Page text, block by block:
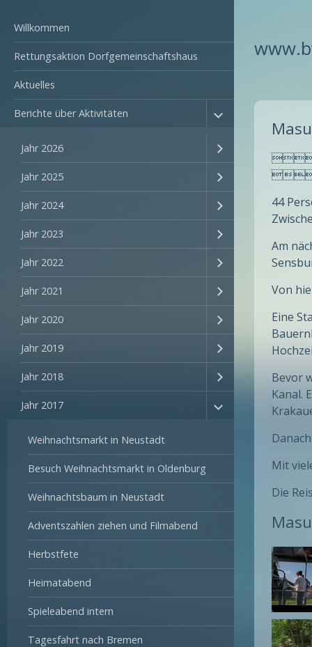
Willkommen
Rettungsaktion Dorfgemeinschaftshaus
Aktuelles
Berichte über Aktivitäten
Jahr 2026
Jahr 2025
Jahr 2024
Jahr 2023
Jahr 2022
Jahr 2021
Jahr 2020
Jahr 2019
Jahr 2018
Jahr 2017
Weihnachtsmarkt in Neustadt
Besuch Weihnachtsmarkt in Oldenburg
Weihnachtsbaum in Neustadt
Adventszahlen ziehen und Filmabend
Herbstfete
Heimatabend
Spieleabend intern
Tagesfahrt nach Bremen
44
Am
Von
Eine
Bevor
Kanal.
Mit
Die